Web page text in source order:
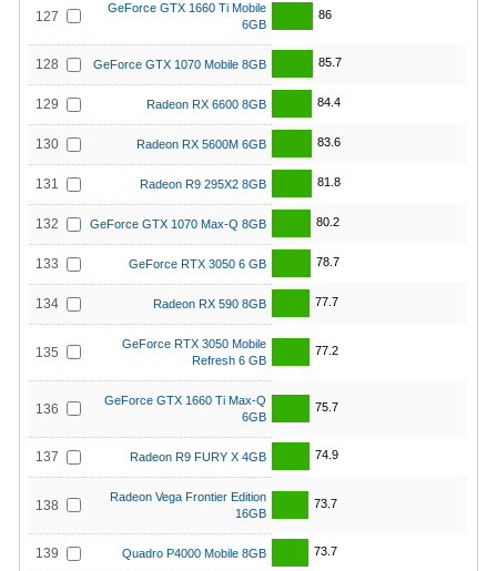
127
GeForce GTX 1660 Ti Mobile
6GB
86
128 GeForce GTX 1070 Mobile 8GB 85.7
129 Radeon RX 6600 8GB 84.4
130 Radeon RX 5600M 6GB 83.6
131 Radeon R9 295X2 8GB 81.8
132 GeForce GTX 1070 Max-Q 8GB 80.2
133 GeForce RTX 3050 6 GB 78.7
134 Radeon RX 590 8GB 77.7
135
GeForce RTX 3050 Mobile
Refresh 6 GB
77.2
136
GeForce GTX 1660 Ti Max-Q
6GB
75.7
137 Radeon R9 FURY X 4GB 74.9
138
Radeon Vega Frontier Edition
16GB
73.7
139 Quadro P4000 Mobile 8GB 73.7